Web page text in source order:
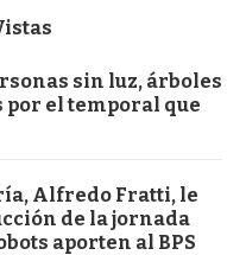
sin luz, árboles
por el temporal que
Alfredo Fratti, le
de la jornada
aporten al BPS